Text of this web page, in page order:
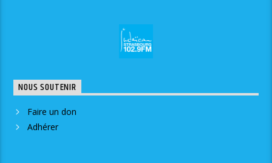
NOUS SOUTENIR
Faire un don
Adhérer